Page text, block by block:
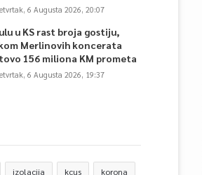
6 Augusta 2026, 20:07
u KS rast broja gostiju,
Merlinovih koncerata
156 miliona KM prometa
6 Augusta 2026, 19:37
izolacija kcus korona